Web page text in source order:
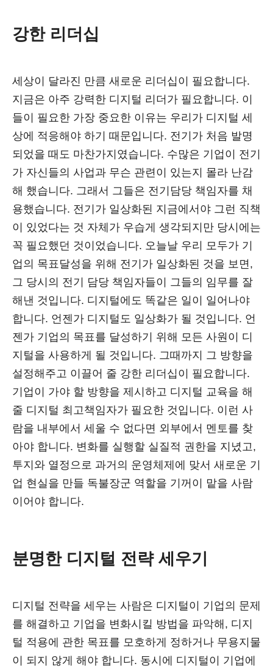
강한 리더십
세상이 달라진 만큼 새로운 리더십이 필요합니다.
지금은 아주 강력한 디지털 리더가 필요합니다. 이
들이 필요한 가장 중요한 이유는 우리가 디지털 세
상에 적응해야 하기 때문입니다. 전기가 처음 발명
되었을 때도 마찬가지였습니다. 수많은 기업이 전기
가 자신들의 사업과 무슨 관련이 있는지 몰라 난감
해 했습니다. 그래서 그들은 전기담당 책임자를 채
용했습니다. 전기가 일상화된 지금에서야 그런 직책
이 있었다는 것 자체가 우습게 생각되지만 당시에는
꼭 필요했던 것이었습니다. 오늘날 우리 모두가 기
업의 목표달성을 위해 전기가 일상화된 것을 보면,
그 당시의 전기 담당 책임자들이 그들의 임무를 잘
해낸 것입니다. 디지털에도 똑같은 일이 일어나야
합니다. 언젠가 디지털도 일상화가 될 것입니다. 언
젠가 기업의 목표를 달성하기 위해 모든 사원이 디
지털을 사용하게 될 것입니다. 그때까지 그 방향을
설정해주고 이끌어 줄 강한 리더십이 필요합니다.
기업이 가야 할 방향을 제시하고 디지털 교육을 해
줄 디지털 최고책임자가 필요한 것입니다. 이런 사
람을 내부에서 세울 수 없다면 외부에서 멘토를 찾
아야 합니다. 변화를 실행할 실질적 권한을 지녔고,
투지와 열정으로 과거의 운영체제에 맞서 새로운 기
업 현실을 만들 독불장군 역할을 기꺼이 맡을 사람
이어야 합니다.
분명한 디지털 전략 세우기
디지털 전략을 세우는 사람은 디지털이 기업의 문제
를 해결하고 기업을 변화시킬 방법을 파악해, 디지
털 적용에 관한 목표를 모호하게 정하거나 무용지물
이 되지 않게 해야 합니다. 동시에 디지털이 기업에